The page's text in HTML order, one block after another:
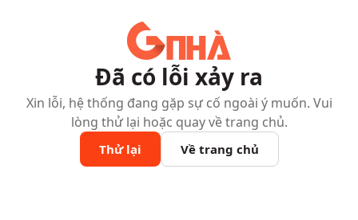
Đã có lỗi xảy ra
Xin lỗi, hệ thống đang gặp sự cố ngoài ý muốn. Vui
lòng thử lại hoặc quay về trang chủ.
Thử lại Về trang chủ